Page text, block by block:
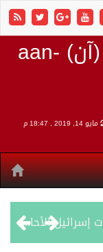
صحيفة الأنباء العربية (آن) aan-
مايو 14, 2019 , 18:47 م
وزير الخارجية السعودي: جميع إجراءات إسرائيل الأحادية في أراضي فلسطين باطلة